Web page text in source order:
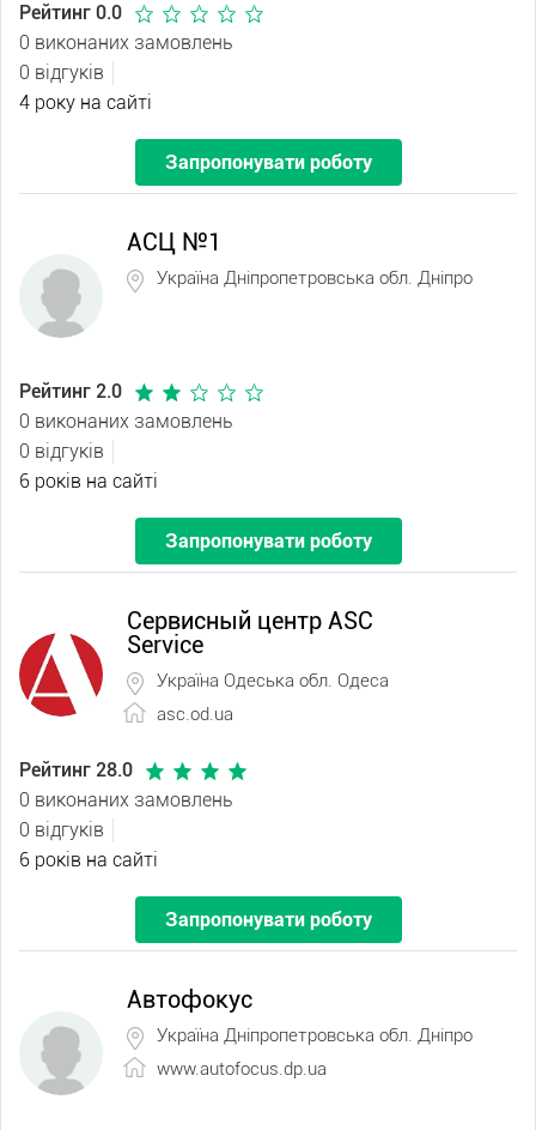
Рейтинг 0.0
0 виконаних замовлень
0 відгуків
4 року на сайті
Запропонувати роботу
АСЦ №1
Україна Дніпропетровська обл. Дніпро
Рейтинг 2.0
0 виконаних замовлень
0 відгуків
6 років на сайті
Запропонувати роботу
Сервисный центр ASC
Service
Україна Одеська обл. Одеса
asc.od.ua
Рейтинг 28.0
0 виконаних замовлень
0 відгуків
6 років на сайті
Запропонувати роботу
Автофокус
Україна Дніпропетровська обл. Дніпро
www.autofocus.dp.ua